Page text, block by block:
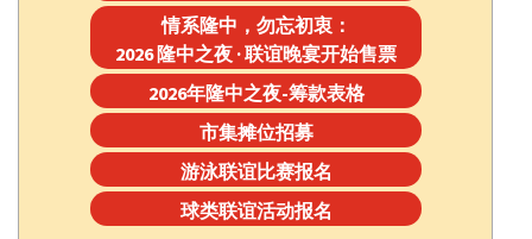
情系隆中，勿忘初衷：
2026 隆中之夜 · 联谊晚宴开始售票
2026年隆中之夜-筹款表格
市集摊位招募
游泳联谊比赛报名
球类联谊活动报名